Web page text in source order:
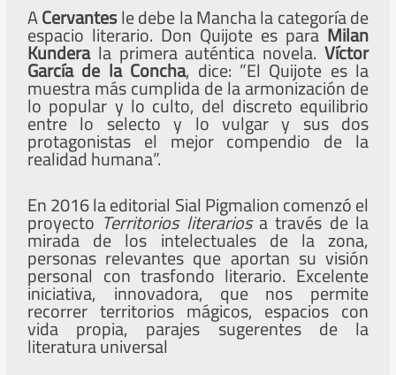
ACervantesle debe la Mancha la categoría de
espacio literario. Don Quijote es paraMilan
Kunderala primera auténtica novela.Víctor
García de la Concha, dice: ”El Quijote es la
muestra más cumplida de la armonización de
lo popular y lo culto, del discreto equilibrio
entre lo selecto y lo vulgar y sus dos
protagonistas el mejor compendio de la
realidad humana”.
En 2016 la editorial Sial Pigmalion comenzó el
proyectoTerritorios literariosa través de la
mirada de los intelectuales de la zona,
personas relevantes que aportan su visión
personal con trasfondo literario. Excelente
iniciativa, innovadora, que nos permite
recorrer territorios mágicos, espacios con
vida propia, parajes sugerentes de la
literatura universal